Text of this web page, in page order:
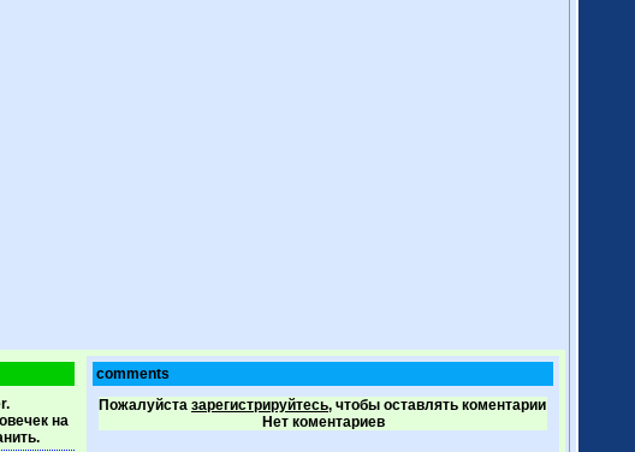
на
comments
Пожалуйста зарегистрируйтесь, чтобы оставлять коментарии
Нет коментариев